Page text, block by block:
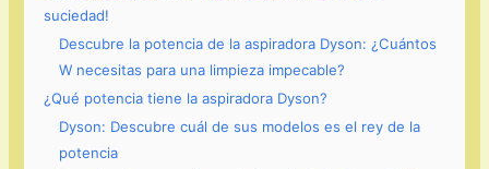
suciedad!
Descubre la potencia de la aspiradora Dyson: ¿Cuántos
W necesitas para una limpieza impecable?
¿Qué potencia tiene la aspiradora Dyson?
Dyson: Descubre cuál de sus modelos es el rey de la
potencia